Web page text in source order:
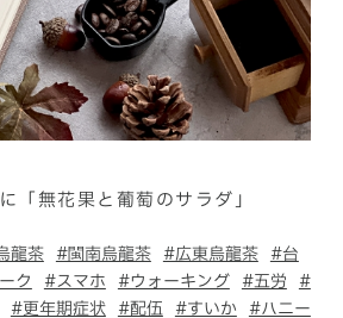
Language
「無花果と葡萄のサラダ」
龍茶 #閩南烏龍茶 #広東烏龍茶
#台
ク #スマホ #ウォーキング #五労
#
#更年期症状 #配伍 #すいか
#ハニー